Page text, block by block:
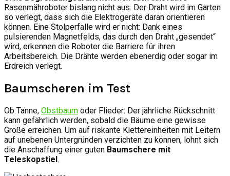
Rasenmähroboter bislang nicht aus. Der Draht wird im Garten
so verlegt, dass sich die Elektrogeräte daran orientieren
können. Eine Stolperfalle wird er nicht: Dank eines
pulsierenden Magnetfelds, das durch den Draht „gesendet“
wird, erkennen die Roboter die Barriere für ihren
Arbeitsbereich. Die Drähte werden ebenerdig oder sogar im
Erdreich verlegt.
Baumscheren im Test
Ob Tanne, Obstbaum oder Flieder: Der jährliche Rückschnitt
kann gefährlich werden, sobald die Bäume eine gewisse
Größe erreichen. Um auf riskante Klettereinheiten mit Leitern
auf unebenen Untergründen verzichten zu können, lohnt sich
die Anschaffung einer guten Baumschere mit
Teleskopstiel.